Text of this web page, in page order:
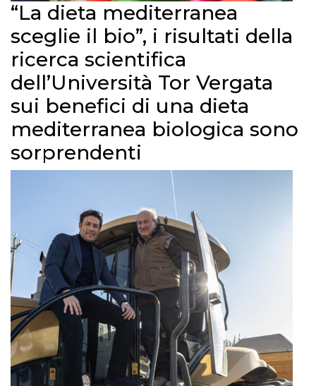
“La dieta mediterranea
sceglie il bio”, i risultati della
ricerca scientifica
dell’Università Tor Vergata
sui benefici di una dieta
mediterranea biologica sono
sorprendenti